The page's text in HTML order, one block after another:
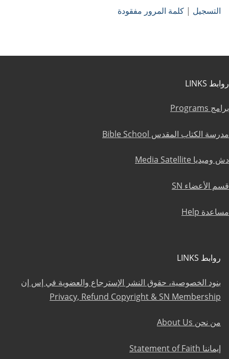
التسجيل | كلمة المرور مفقودة
روابط LINKS
برامج Programs
مدرسة الكتاب المقدس Bible School
دش وميديا Media Satellite
قسم الأعضاء SN
مساعدة Help
روابط LINKS
بنود الخصوصية، حقوق النشر الإسترجاع والعضوية في إس إن
Privacy, Refund Copyright & SN Membership
من نحن About Us
إيماننا Statement of Faith